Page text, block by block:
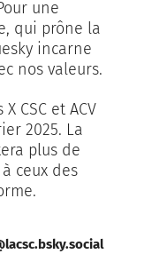
une
qui prône la
incarne
nos valeurs.
CSC et ACV
2025. La
plus de
ceux des